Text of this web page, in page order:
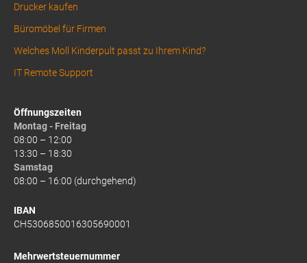
Drucker kaufen
Büromöbel für Firmen
Welches Moll Kinderpult passt zu Ihrem Kind?
IT Remote Support
Öffnungszeiten
Montag - Freitag
08:00 – 12:00
13:30 – 18:30
Samstag
08:00 – 16:00 (durchgehend)
IBAN
CH5306850016305690001
Mehrwertsteuernummer